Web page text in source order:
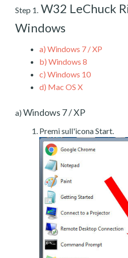
Step 1. W32 LeChuck
Windows
a) Windows 7 / XP
b) Windows 8
c) Windows 10
d) Mac OS X
a) Windows 7 / XP
Premi sull'icona Start.